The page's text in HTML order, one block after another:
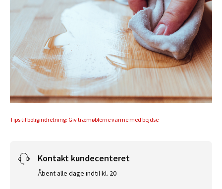
Tips til boligindretning: Giv træmøblerne varme med bejdse
Kontakt kundecenteret
Åbent alle dage indtil kl. 20